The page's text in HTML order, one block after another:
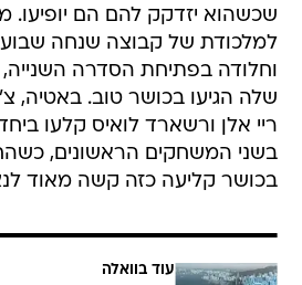
שכשהוא יזדקק להם הם יופיעו.
למלכודת של קבוצה שנחה שבוע
וחלודה בפתיחת הסדרה
שלה הגיעו בכושר טוב. באטיה,
בשני המשחקים הראשונים,
בכושר קליעה כזה קשה מאוד
עוד בוואלה